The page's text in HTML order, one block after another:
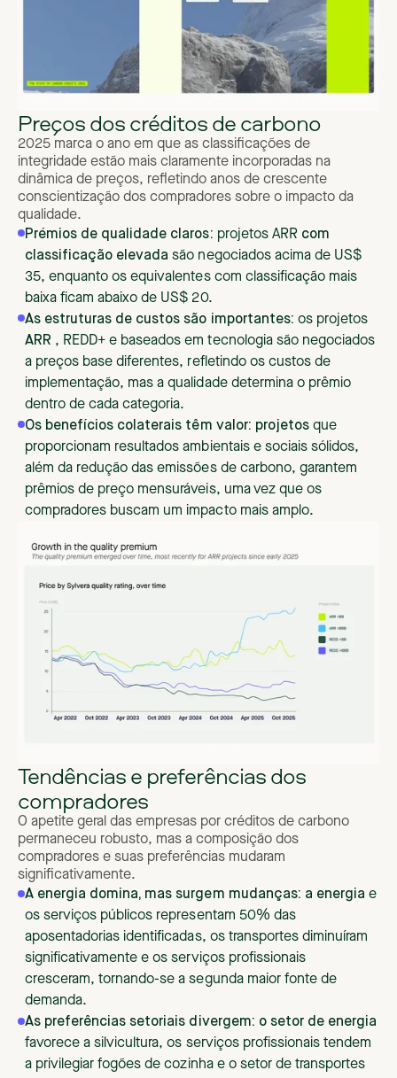
Preços dos créditos de carbono
2025 marca o ano em que as classificações de
integridade estão mais claramente incorporadas na
dinâmica de preços, refletindo anos de crescente
conscientização dos compradores sobre o impacto da
qualidade.
Prémios de qualidade claros: projetos ARR com
classificação elevadasão negociados acima de US$
35, enquanto os equivalentes com classificação mais
baixa ficam abaixo de US$ 20.
As estruturas de custos são importantes: os projetos
ARR , REDD+ e baseados em tecnologia são negociados
a preços base diferentes, refletindo os custos de
implementação, mas a qualidade determina o prêmio
dentro de cada categoria.
Os benefícios colaterais têm valor: projetos que
proporcionam resultados ambientais e sociais sólidos,
além da redução das emissões de carbono, garantem
prêmios de preço mensuráveis, uma vez que os
compradores buscam um impacto mais amplo.
Tendências e preferências dos
compradores
O apetite geral das empresas por créditos de carbono
permaneceu robusto, mas a composição dos
compradores e suas preferências mudaram
significativamente.
A energia domina, mas surgem mudanças: a energia e
os serviços públicos representam 50% das
aposentadorias identificadas, os transportes diminuíram
significativamente e os serviços profissionais
cresceram, tornando-se a segunda maior fonte de
demanda.
As preferências setoriais divergem: o setor de energia
favorece a silvicultura, os serviços profissionais tendem
a privilegiar fogões de cozinha e o setor de transportes